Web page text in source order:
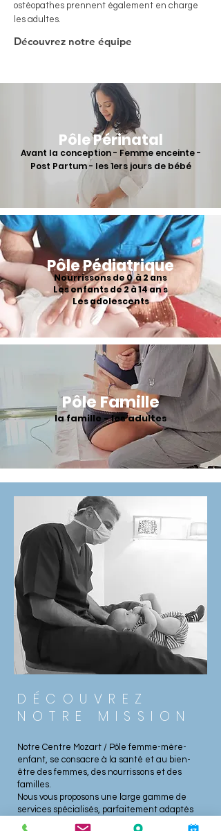
ostéopathes prennent également en charge
les adultes.
Découvrez notre équipe
Pôle Périnatal
Avant la conception - Femme enceinte -
Post Partum - les 1ers jours de bébé
Pôle Pédiatrique
Nourrissons de 0 à 2 ans
Les enfants de 2 à 14 an s
Les adolescents
Pôle Famille
la famille - les adultes
DÉCOUVREZ
NOTRE MISSION
Notre Centre Mozart / Pôle femme-mère-
enfant, se consacre à la santé et au bien-
être des femmes, des nourrissons et des
familles.
Nous vous proposons une large gamme de
services spécialisés, parfaitement adaptés
aux besoins des femmes enceintes, des